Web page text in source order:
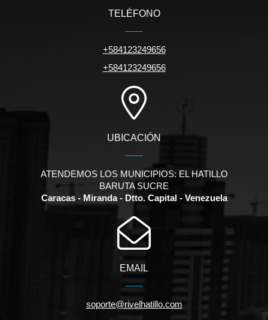
TELÉFONO
+584123249656
+584123249656
UBICACIÓN
ATENDEMOS LOS MUNICIPIOS: EL HATILLO
BARUTA SUCRE
Caracas - Miranda - Dtto. Capital - Venezuela
EMAIL
soporte@rivelhatillo.com